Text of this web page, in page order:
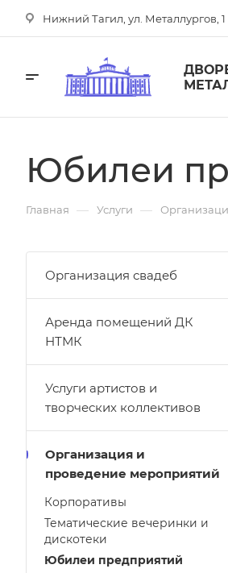
Нижний Тагил, ул. Металлургов, 1
Юбилеи
Главная — Услуги —
Организация свадеб
Аренда помещений ДК
НТМК
Услуги артистов и
творческих коллективов
Организация и
проведение мероприятий
Корпоративы
Тематические вечеринки и
дискотеки
Юбилеи предприятий